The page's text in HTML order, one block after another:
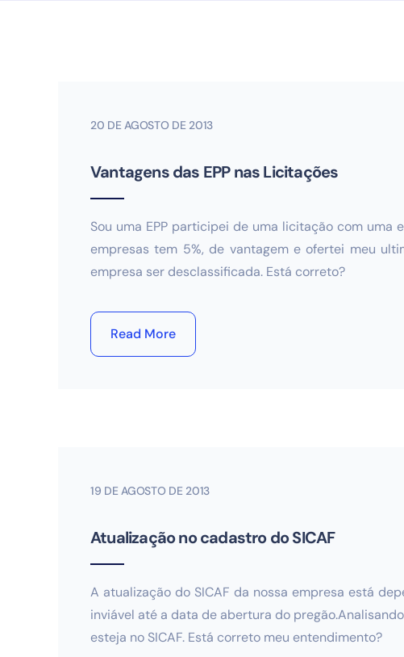
20 DE AGOSTO DE 2013
Vantagens das EPP nas Licitações
Sou uma EPP participei de uma licitação com uma
empresas tem 5%, de vantagem e ofertei meu
empresa ser desclassificada. Está correto?
Read More
19 DE AGOSTO DE 2013
Atualização no cadastro do SICAF
A atualização do SICAF da nossa empresa está
inviável até a data de abertura do
esteja no SICAF. Está correto meu entendimento?